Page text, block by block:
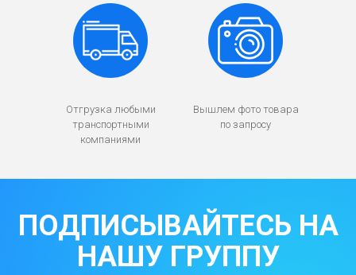
Отгрузка любыми
транспортными
компаниями
Вышлем фото товара
по запросу
ПОДПИСЫВАЙТЕСЬ НА
НАШУ ГРУППУ